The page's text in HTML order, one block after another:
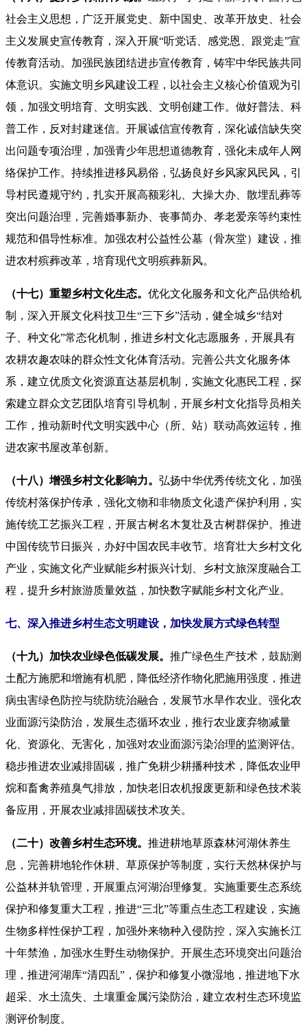
社会主义思想，广泛开展党史、新中国史、改革开放史、社会
主义发展史宣传教育，深入开展“听党话、感党恩、跟党走”宣
传教育活动。加强民族团结进步宣传教育，铸牢中华民族共同
体意识。实施文明乡风建设工程，以社会主义核心价值观为引
领，加强文明培育、文明实践、文明创建工作。做好普法、科
普工作，反对封建迷信。开展诚信宣传教育，深化诚信缺失突
出问题专项治理，加强青少年思想道德教育，强化未成年人网
络保护工作。持续推进移风易俗，弘扬良好乡风家风民风，引
导村民遵规守约，扎实开展高额彩礼、大操大办、散埋乱葬等
突出问题治理，完善婚事新办、丧事简办、孝老爱亲等约束性
规范和倡导性标准。加强农村公益性公墓（骨灰堂）建设，推
进农村殡葬改革，培育现代文明殡葬新风。
（十七）重塑乡村文化生态。 优化文化服务和文化产品供给机
制，深入开展文化科技卫生“三下乡”活动，健全城乡“结对
子、种文化”常态化机制，推进乡村文化志愿服务，开展具有
农耕农趣农味的群众性文化体育活动。完善公共文化服务体
系，建立优质文化资源直达基层机制，实施文化惠民工程，探
索建立群众文艺团队培育引导机制，开展乡村文化指导员相关
工作，推动新时代文明实践中心（所、站）联动高效运转，推
进农家书屋改革创新。
（十八）增强乡村文化影响力。 弘扬中华优秀传统文化，加强
传统村落保护传承，强化文物和非物质文化遗产保护利用，实
施传统工艺振兴工程，开展古树名木复壮及古树群保护。推进
中国传统节日振兴，办好中国农民丰收节。培育壮大乡村文化
产业，实施文化产业赋能乡村振兴计划、乡村文旅深度融合工
程，提升乡村旅游质量效益，加快数字赋能乡村文化产业。
七、深入推进乡村生态文明建设，加快发展方式绿色转型
（十九）加快农业绿色低碳发展。 推广绿色生产技术，鼓励测
土配方施肥和增施有机肥，降低经济作物化肥施用强度，推进
病虫害绿色防控与统防统治融合，发展节水旱作农业。强化农
业面源污染防治，发展生态循环农业，推行农业废弃物减量
化、资源化、无害化，加强对农业面源污染治理的监测评估。
稳步推进农业减排固碳，推广免耕少耕播种技术，降低农业甲
烷和畜禽养殖臭气排放，加快老旧农机报废更新和绿色技术装
备应用，开展农业减排固碳技术攻关。
（二十）改善乡村生态环境。 推进耕地草原森林河湖休养生
息，完善耕地轮作休耕、草原保护等制度，实行天然林保护与
公益林并轨管理，开展重点河湖治理修复。实施重要生态系统
保护和修复重大工程，推进“三北”等重点生态工程建设，实施
生物多样性保护工程，加强外来物种入侵防控，深入实施长江
十年禁渔，加强水生野生动物保护。开展生态环境突出问题治
理，推进河湖库“清四乱”，保护和修复小微湿地，推进地下水
超采、水土流失、土壤重金属污染防治，建立农村生态环境监
测评价制度。